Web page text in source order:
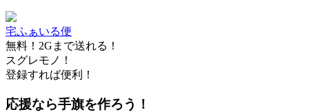
宅ふぁいる便
無料！2Gまで送れる！
スグレモノ！
登録すれば便利！
応援なら手旗を作ろう！